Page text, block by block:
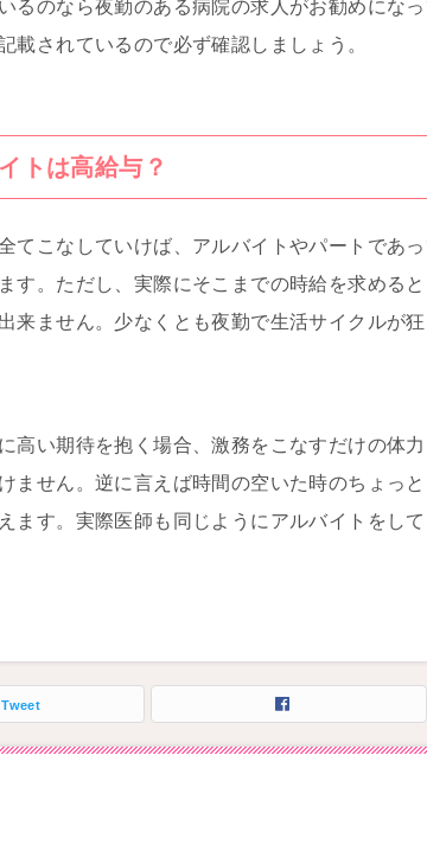
るのなら夜勤のある病院の求人がお勧めにな
載されているので必ず確認しましょう。
トは高給与？
てこなしていけば、アルバイトやパートであ
す。ただし、実際にそこまでの時給を求める
来ません。少なくとも夜勤で生活サイクルが
高い期待を抱く場合、激務をこなすだけの体
ません。逆に言えば時間の空いた時のちょっ
ます。実際医師も同じようにアルバイトをし
Tweet